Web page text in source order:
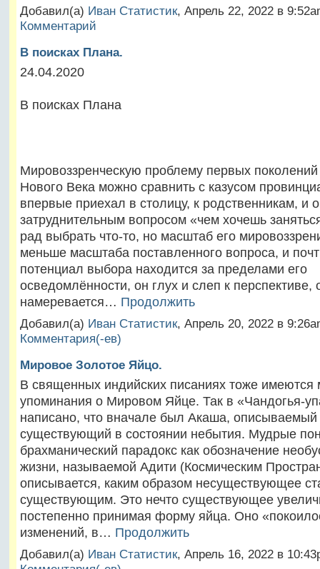
Добавил(а) Иван Статистик, Апрель 22, 2022 в
Комментарий
В поисках Плана.
24.04.2020
В поисках Плана
Мировоззренческую проблему первых поколений
Нового Века можно сравнить с казусом
впервые приехал в столицу, к родственникам, и
затруднительным вопросом «чем хочешь
рад выбрать что-то, но масштаб его
меньше масштаба поставленного вопроса, и
потенциал выбора находится за пределами его
осведомлённости, он глух и слеп к перспективе,
намеревается… Продолжить
Добавил(а) Иван Статистик, Апрель 20, 2022 в
Комментария(-ев)
Мировое Золотое Яйцо.
В священных индийских писаниях тоже имеются
упоминания о Мировом Яйце. Так в «Чандогья-
написано, что вначале был Акаша, описываемый
существующий в состоянии небытия. Мудрые
брахманический парадокс как обозначение
жизни, называемой Адити (Космическим
описывается, каким образом несуществующее
существующим. Это нечто существующее
постепенно принимая форму яйца. Оно
изменений, в… Продолжить
Добавил(а) Иван Статистик, Апрель 16, 2022 в